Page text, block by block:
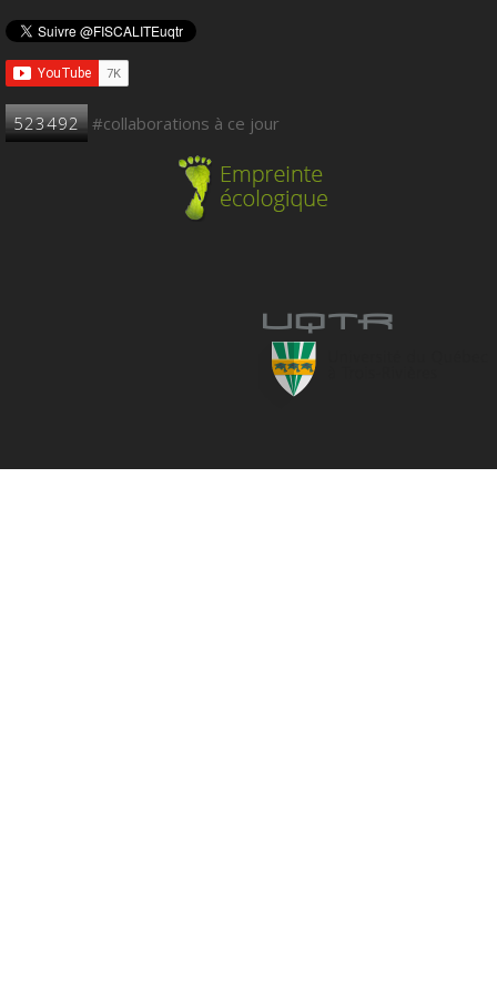
523492 #collaborations à ce jour